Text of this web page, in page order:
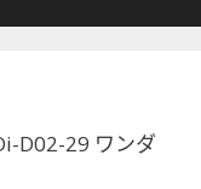
D02-29 ワンダ